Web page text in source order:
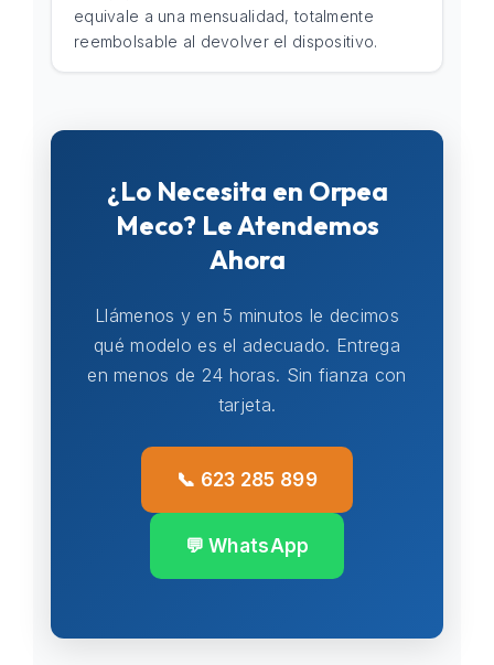
equivale a una mensualidad, totalmente
reembolsable al devolver el dispositivo.
¿Lo Necesita en Orpea
Meco? Le Atendemos
Ahora
Llámenos y en 5 minutos le decimos
qué modelo es el adecuado. Entrega
en menos de 24 horas. Sin fianza con
tarjeta.
📞 623 285 899
💬 WhatsApp